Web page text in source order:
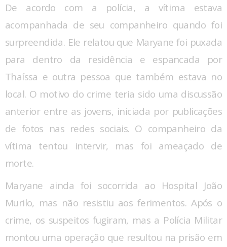
De acordo com a polícia, a vítima estava
acompanhada de seu companheiro quando foi
surpreendida. Ele relatou que Maryane foi puxada
para dentro da residência e espancada por
Thaíssa e outra pessoa que também estava no
local. O motivo do crime teria sido uma discussão
anterior entre as jovens, iniciada por publicações
de fotos nas redes sociais. O companheiro da
vítima tentou intervir, mas foi ameaçado de
morte.
Maryane ainda foi socorrida ao Hospital João
Murilo, mas não resistiu aos ferimentos. Após o
crime, os suspeitos fugiram, mas a Polícia Militar
montou uma operação que resultou na prisão em